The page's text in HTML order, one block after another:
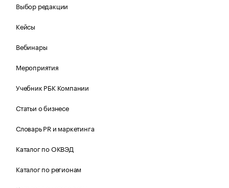
Выбор редакции
Кейсы
Вебинары
Мероприятия
Учебник РБК Компании
Статьи о бизнесе
Словарь PR и маркетинга
Каталог по ОКВЭД
Каталог по регионам